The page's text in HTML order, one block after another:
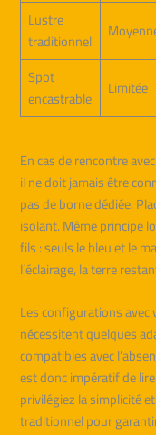
Lustre
traditionnel
Spot
encastrable
Limitée
En cas de rencontre
il ne doit jamais être
pas de borne dédiée.
isolant. Même principe
fils : seuls le bleu et le
l’éclairage, la terre
Les configurations
nécessitent quelques
compatibles avec
est donc impératif de
privilégiez la simplicité
traditionnel pour